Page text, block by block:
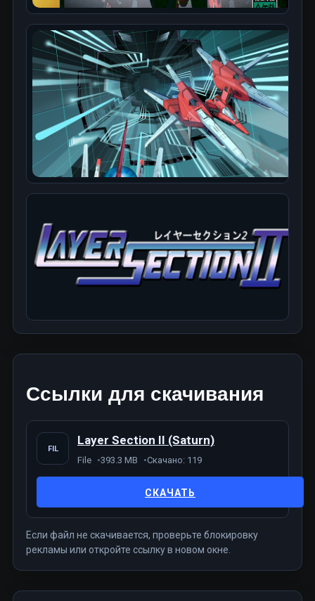
Ссылки для скачивания
FIL
Layer Section II (Saturn)
File 393.3 MB Скачано: 119
СКАЧАТЬ
Если файл не скачивается, проверьте блокировку
рекламы или откройте ссылку в новом окне.